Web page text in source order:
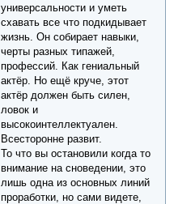
универсальности и уметь
схавать все что подкидывает
жизнь. Он собирает навыки,
черты разных типажей,
профессий. Как гениальный
актёр. Но ещё круче, этот
актёр должен быть силен,
ловок и
высокоинтеллектуален.
Всесторонне развит.
То что вы остановили когда то
внимание на сноведении, это
лишь одна из основных линий
проработки, но сами видете,